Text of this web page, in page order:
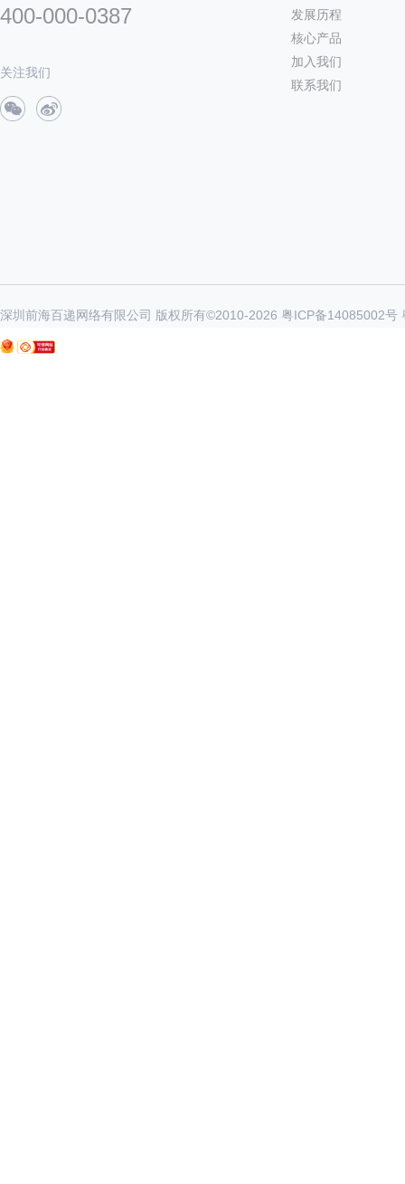
400-000-0387
关注我们
发展历程
核心产品
加入我们
联系我们
深圳前海百递网络有限公司 版权所有©2010-2026 粤ICP备14085002号